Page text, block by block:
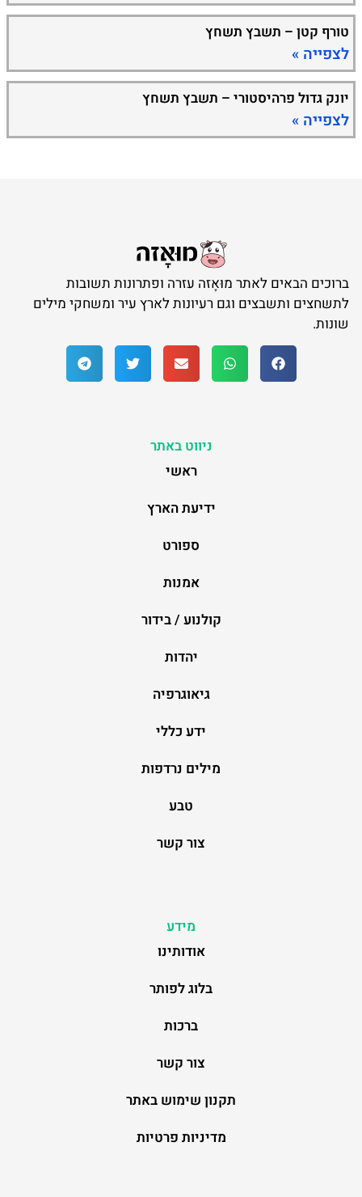
טורף קטן – תשבץ תשחץ
לצפייה »
יונק גדול פרהיסטורי – תשבץ תשחץ
לצפייה »
ברוכים הבאים לאתר מוּאָזה עזרה ופתרונות תשובות
לתשחצים ותשבצים וגם רעיונות לארץ עיר ומשחקי מילים
שונות.
ניווט באתר
ראשי
ידיעת הארץ
ספורט
אמנות
קולנוע / בידור
יהדות
גיאוגרפיה
ידע כללי
מילים נרדפות
טבע
צור קשר
מידע
אודותינו
בלוג לפותר
ברכות
צור קשר
תקנון שימוש באתר
מדיניות פרטיות